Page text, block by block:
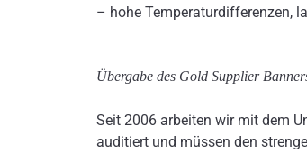
– hohe Temperaturdifferenzen,
Übergabe des Gold Supplier
Seit 2006 arbeiten wir mit dem
auditiert und müssen den